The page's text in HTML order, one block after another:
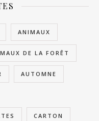
ANIMAUX
DE LA FORÊT
AUTOMNE
CARTON